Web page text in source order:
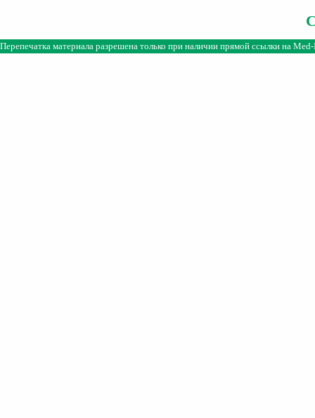
Перепечатка материала разрешена только при наличии прямой ссылки на